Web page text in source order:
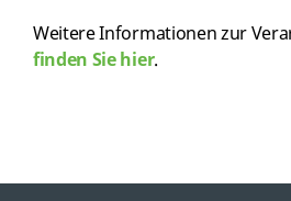
Weitere Informationen zur
finden Sie hier.